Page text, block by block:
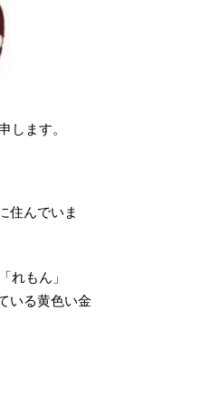
します。
住んでいま
れもん」
いる黄色い金